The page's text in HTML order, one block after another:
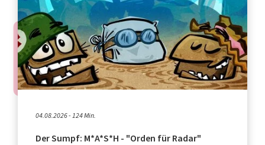
04.08.2026 - 124 Min.
Der Sumpf: M*A*S*H - "Orden für Radar"